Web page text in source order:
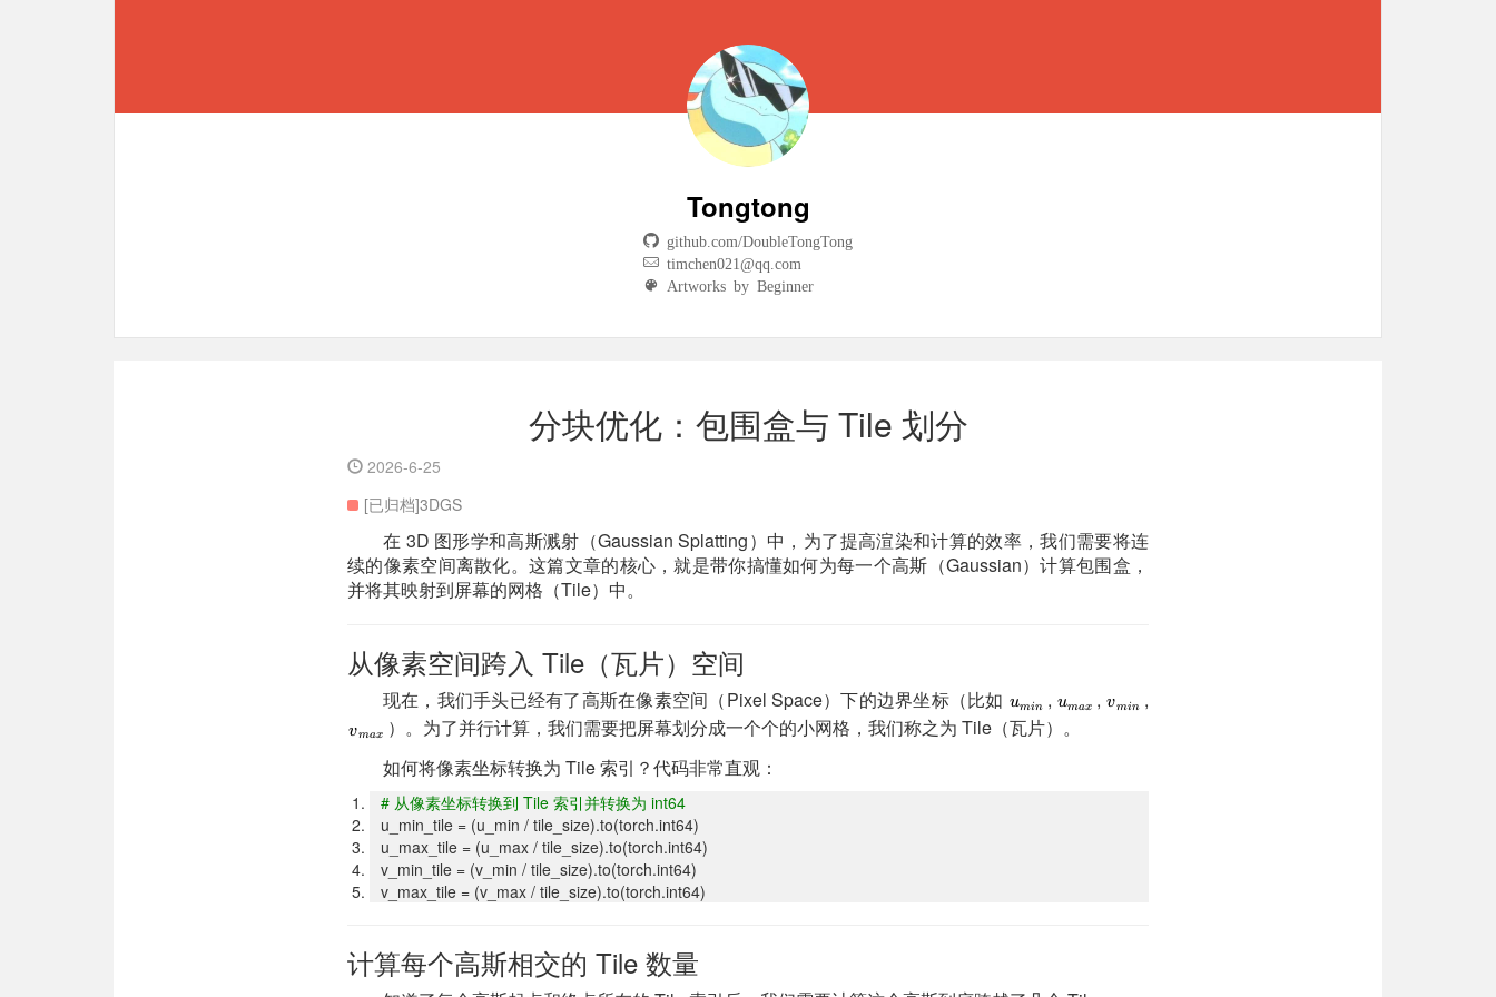
Tongtong
github.com/DoubleTongTong
timchen021@qq.com
Artworks by Beginner
分块优化：包围盒与 Tile 划分
2026-6-25
[已归档]3DGS
在 3D 图形学和高斯溅射（Gaussian Splatting）中，为了提高渲染和计算的效率，我们需要将连
续的像素空间离散化。这篇文章的核心，就是带你搞懂如何为每一个高斯（Gaussian）计算包围盒，
并将其映射到屏幕的网格（Tile）中。
从像素空间跨入 Tile（瓦片）空间
现在，我们手头已经有了高斯在像素空间（Pixel Space）下的边界坐标（比如 , ,
,
）。为了并行计算，我们需要把屏幕划分成一个个的小网格，我们称之为 Tile（瓦片）。
如何将像素坐标转换为 Tile 索引？代码非常直观：
# 从像素坐标转换到 Tile 索引并转换为 int64
u_min_tile = (u_min / tile_size).to(torch.int64)
u_max_tile = (u_max / tile_size).to(torch.int64)
v_min_tile = (v_min / tile_size).to(torch.int64)
v_max_tile = (v_max / tile_size).to(torch.int64)
计算每个高斯相交的 Tile 数量